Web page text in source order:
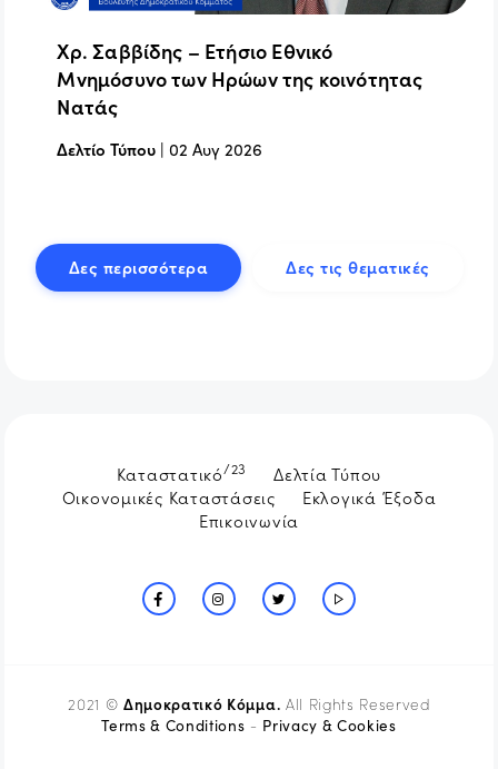
Χρ. Σαββίδης – Ετήσιο Εθνικό
Μνημόσυνο των Ηρώων της κοινότητας
Νατάς
Δελτίο Τύπου |02 Αυγ 2026
Δες περισσότερα Δες τις θεματικές
Καταστατικό/23
Δελτία Τύπου
Οικονομικές Καταστάσεις
Εκλογικά Έξοδα
Επικοινωνία
2021 ©Δημοκρατικό Κόμμα. All Rights Reserved
Terms & Conditions - Privacy & Cookies